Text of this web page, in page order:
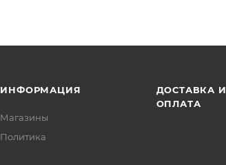
ИНФОРМАЦИЯ
Магазины
Политика
ДОСТАВКА И
ОПЛАТА